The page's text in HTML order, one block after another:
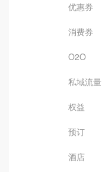
优惠券
消费券
O2O
私域流量
权益
预订
酒店